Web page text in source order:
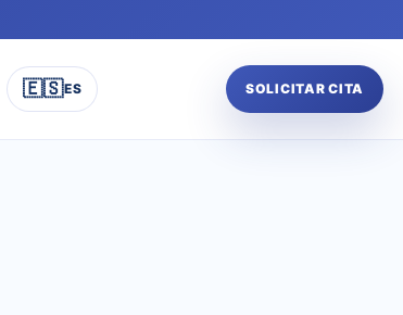
🇪🇸ES SOLICITAR CITA